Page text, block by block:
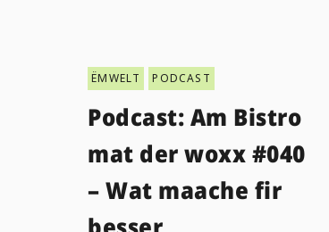
ËMWELT PODCAST
Podcast: Am Bistro
mat der woxx #040
– Wat maache fir